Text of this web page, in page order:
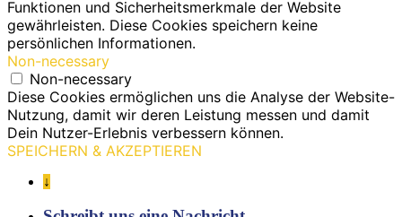
Funktionen und Sicherheitsmerkmale der Website
gewährleisten. Diese Cookies speichern keine
persönlichen Informationen.
Non-necessary
Non-necessary
Diese Cookies ermöglichen uns die Analyse der Website-
Nutzung, damit wir deren Leistung messen und damit
Dein Nutzer-Erlebnis verbessern können.
SPEICHERN & AKZEPTIEREN
↓